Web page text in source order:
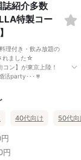
リンクもご用意♪
、お一人様一杯まで
誌紹介多数
特製コー
理付き・飲み放題の
れました☆
ン】が東京上陸！
活party･･･＊
から最後まで徹底的
りと交流をお楽しみ
40代向け 50代向
円